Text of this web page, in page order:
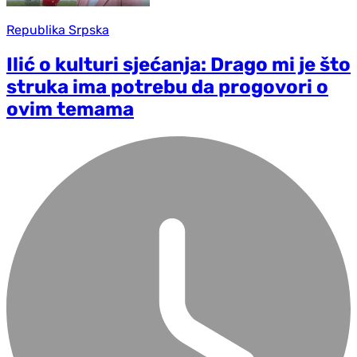
Republika Srpska
Ilić o kulturi sjećanja: Drago mi je što
struka ima potrebu da progovori o
ovim temama